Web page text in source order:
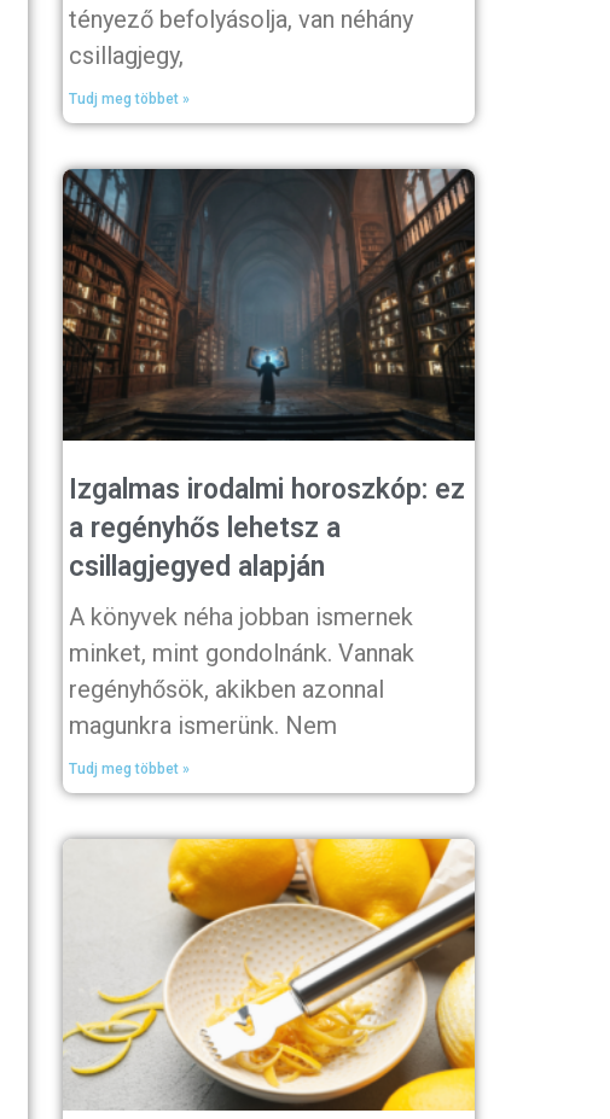
tényező befolyásolja, van néhány
csillagjegy,
Tudj meg többet »
Izgalmas irodalmi horoszkóp: ez
a regényhős lehetsz a
csillagjegyed alapján
A könyvek néha jobban ismernek
minket, mint gondolnánk. Vannak
regényhősök, akikben azonnal
magunkra ismerünk. Nem
Tudj meg többet »